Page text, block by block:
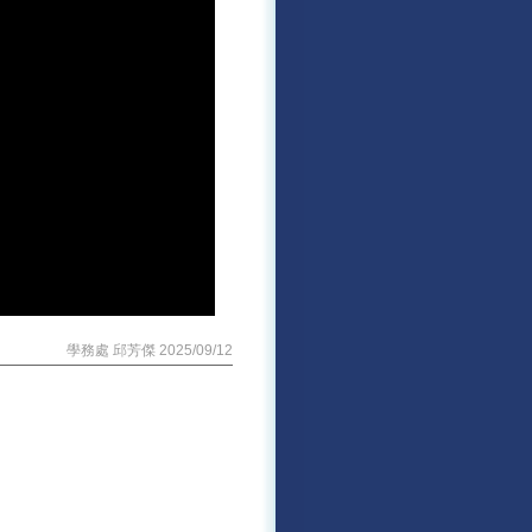
學務處 邱芳傑 2025/09/12